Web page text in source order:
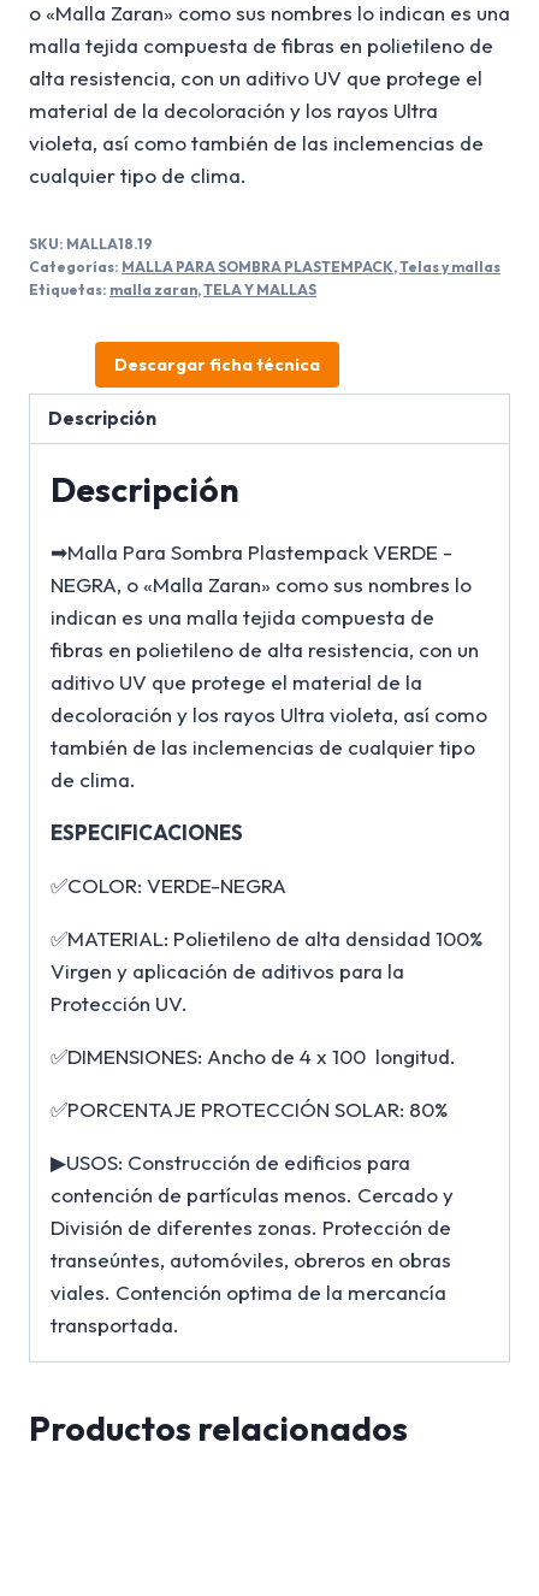
o «Malla Zaran» como sus nombres lo indican es una
malla tejida compuesta de fibras en polietileno de
alta resistencia, con un aditivo UV que protege el
material de la decoloración y los rayos Ultra
violeta, así como también de las inclemencias de
cualquier tipo de clima.
SKU: MALLA18.19
Categorías: MALLA PARA SOMBRA PLASTEMPACK,Telas y mallas
Etiquetas: malla zaran,TELA Y MALLAS
Descargar ficha técnica
Descripción
Descripción
➡Malla Para Sombra Plastempack VERDE -
NEGRA, o «Malla Zaran» como sus nombres lo
indican es una malla tejida compuesta de
fibras en polietileno de alta resistencia, con un
aditivo UV que protege el material de la
decoloración y los rayos Ultra violeta, así como
también de las inclemencias de cualquier tipo
de clima.
ESPECIFICACIONES
✅COLOR: VERDE-NEGRA
✅MATERIAL: Polietileno de alta densidad 100%
Virgen y aplicación de aditivos para la
Protección UV.
✅DIMENSIONES: Ancho de 4 x 100 longitud.
✅PORCENTAJE PROTECCIÓN SOLAR: 80%
▶USOS: Construcción de edificios para
contención de partículas menos. Cercado y
División de diferentes zonas. Protección de
transeúntes, automóviles, obreros en obras
viales. Contención optima de la mercancía
transportada.
Productos relacionados